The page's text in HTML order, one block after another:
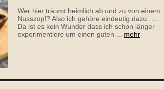
Wer hier träumt heimlich ab und zu von einem
Nusszopf? Also ich gehöre eindeutig dazu … .
Da ist es kein Wunder dass ich schon länger
experimentiere um einen guten ... mehr